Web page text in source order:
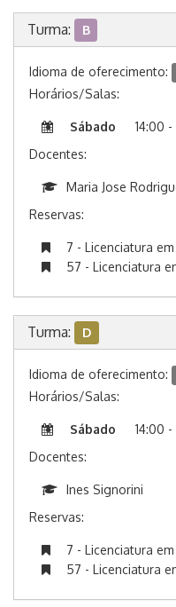
Turma: B
Idioma de oferecimento:
Horários/Salas:
Sábado 14:00 -
Docentes:
Maria Jose
Reservas:
7 - Licenciatura
57 - Licenciatura
Turma: D
Idioma de oferecimento:
Horários/Salas:
Sábado 14:00 -
Docentes:
Ines Signorini
Reservas:
7 - Licenciatura
57 - Licenciatura